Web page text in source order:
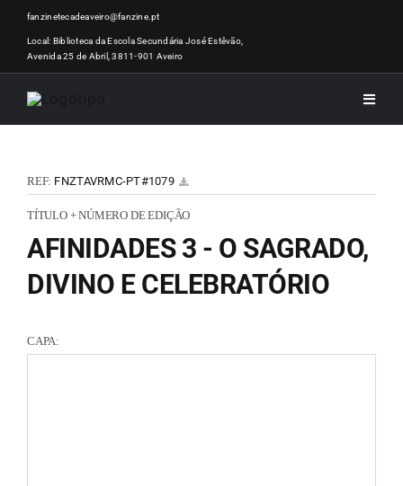
Skip
content
fanzinetecadeaveiro@fanzine.pt
Local: Biblioteca da Escola Secundária José Estêvão,
Avenida 25 de Abril, 3811-901 Aveiro
Toggle
REF: FNZTAVRMC-PT#1079
TÍTULO + NÚMERO DE EDIÇÃO
AFINIDADES 3 - O SAGRADO,
DIVINO E CELEBRATÓRIO
CAPA: